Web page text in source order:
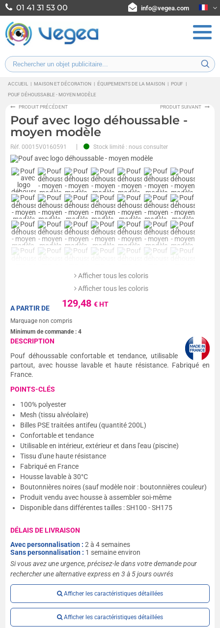
01 41 31 53 00 info@vegea.com
ACCUEIL | MAISON ET DÉCORATION | ÉQUIPEMENTS DE LA MAISON | POUF
|
POUF DÉHOUSSABLE - MOYEN MODÈLE
PRODUIT PRÉCÉDENT PRODUIT SUIVANT
Pouf avec logo déhoussable -
moyen modèle
Réf.00015V0160591 Stock limité : nous consulter
Afficher tous les coloris
Afficher tous les coloris
129,48€ HT
A PARTIR DE
Marquage non compris
Minimum de commande :4
DESCRIPTION
Pouf déhoussable confortable et tendance, utilisable
partout, avec housse lavable et haute résistance. Fabriqué en
France.
POINTS-CLÉS
100% polyester
Mesh (tissu alvéolaire)
Billes PSE traitées antifeu (quantité 200L)
Confortable et tendance
Utilisable en intérieur, extérieur et dans l'eau (piscine)
Tissu d'une haute résistance
Fabriqué en France
Housse lavable à 30°C
Boutonnières noires (sauf modèle noir : boutonnières couleur)
Produit vendu avec housse à assembler soi-même
Disponible dans différentes tailles : SH100 - SH175
DÉLAIS DE LIVRAISON
Avec personnalisation :2 à 4 semaines
Sans personnalisation : 1 semaine environ
Si vous avez une urgence, précisez-le dans votre demande pour
rechercher une alternative express en 3 à 5 jours ouvrés
Afficher les caractéristiques détaillées
Afficher les caractéristiques détaillées